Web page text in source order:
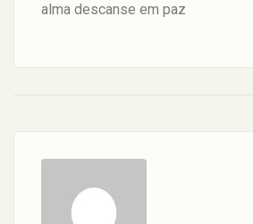
alma descanse em paz